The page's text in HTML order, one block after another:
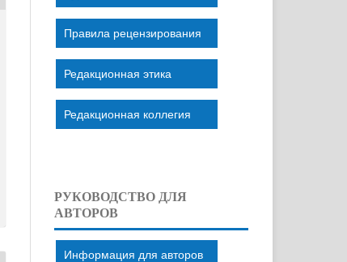
Правила рецензирования
Редакционная этика
Редакционная коллегия
РУКОВОДСТВО ДЛЯ
АВТОРОВ
Информация для авторов